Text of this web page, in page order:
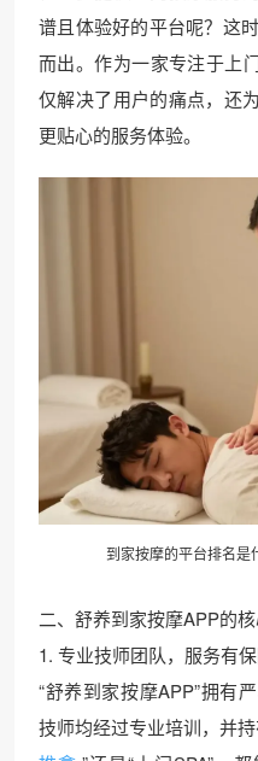
谱且体验好的平台呢？这
而出。作为一家专注于上
仅解决了用户的痛点，还
更贴心的服务体验。
到家按摩的平台排名是
二、舒养到家按摩APP的
1. 专业技师团队，服务有
“舒养到家按摩APP”拥有
技师均经过专业培训，并